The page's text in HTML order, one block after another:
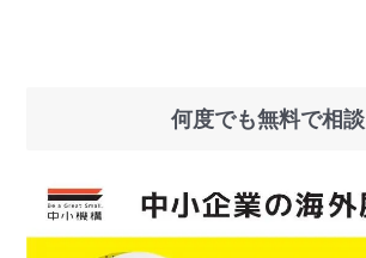
何度でも無料で相談